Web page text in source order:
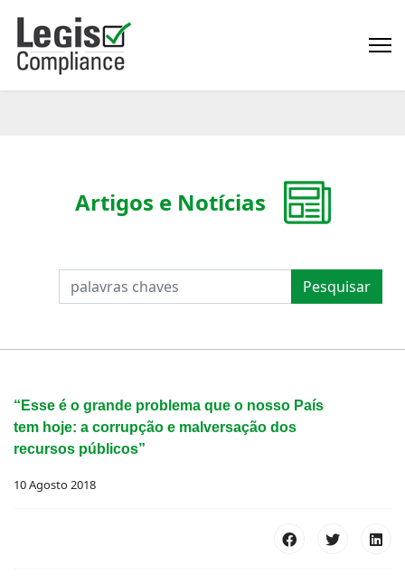
PESQUISAR Pesquisar
Artigos e Notícias
“Esse é o grande problema que o nosso País
tem hoje: a corrupção e malversação dos
recursos públicos”
10 Agosto 2018